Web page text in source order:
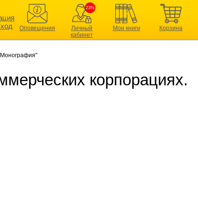
Оповещения
23%
Личный
кабинет
Мои книги Корзина
Монография"
корпорациях.